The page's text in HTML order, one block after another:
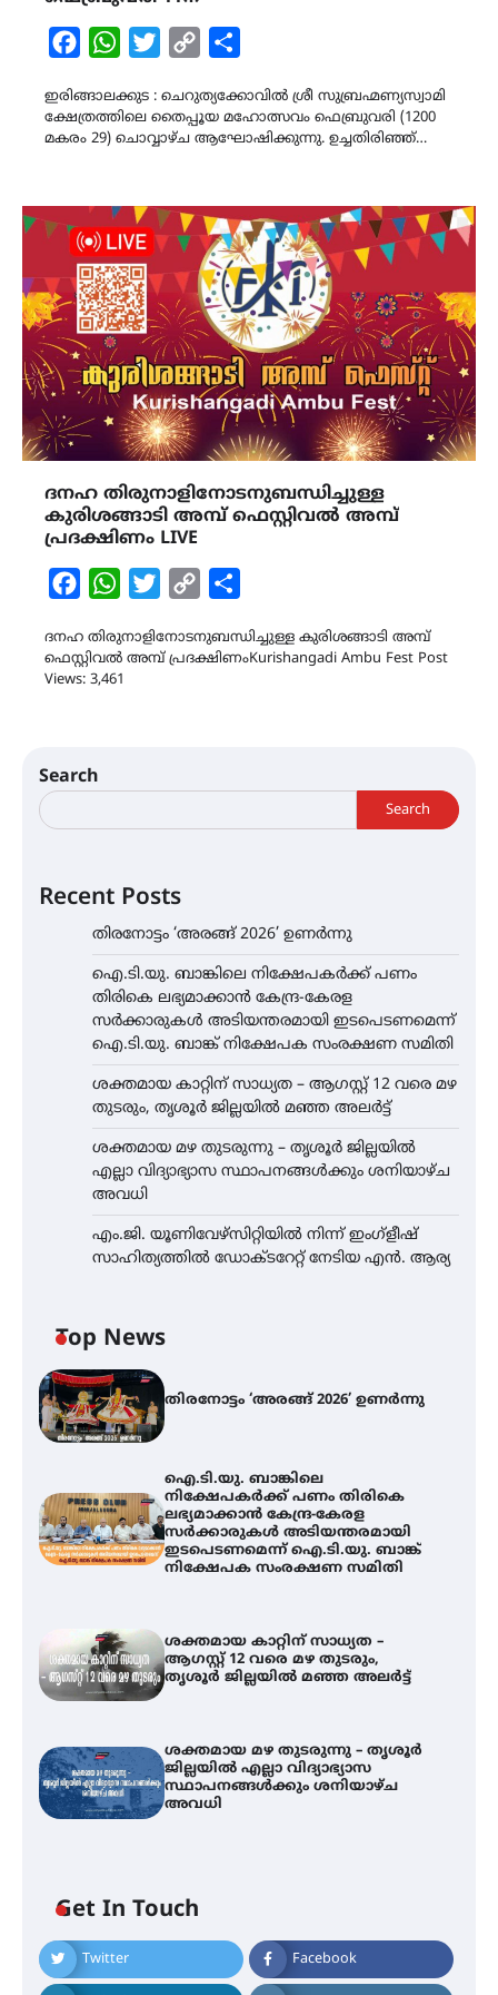
FacebookWhatsAppTwitterCopy
ഇരിങ്ങാലക്കുട : ചെറുത്യക്കോവിൽ ശ്രീ സുബ്രഹ്മണ്യസ്വാമി
ക്ഷേത്രത്തിലെ തൈപ്പൂയ മഹോത്സവം ഫെബ്രുവരി (1200
മകരം 29) ചൊവ്വാഴ്ച ആഘോഷിക്കുന്നു. ഉച്ചതിരിഞ്ഞ്…
ദനഹ തിരുനാളിനോടനുബന്ധിച്ചുള്ള
കുരിശങ്ങാടി അമ്പ് ഫെസ്റ്റിവൽ അമ്പ്
പ്രദക്ഷിണം LIVE
FacebookWhatsAppTwitterCopy
ദനഹ തിരുനാളിനോടനുബന്ധിച്ചുള്ള കുരിശങ്ങാടി അമ്പ്
ഫെസ്റ്റിവൽ അമ്പ് പ്രദക്ഷിണംKurishangadi Ambu Fest Post
Views: 3,461
Search
Search
Recent Posts
തിരനോട്ടം ‘അരങ്ങ് 2026’ ഉണർന്നു
ഐ.ടി.യു. ബാങ്കിലെ നിക്ഷേപകർക്ക് പണം
തിരികെ ലഭ്യമാക്കാൻ കേന്ദ്ര-കേരള
സർക്കാരുകൾ അടിയന്തരമായി ഇടപെടണമെന്ന്
ഐ.ടി.യു. ബാങ്ക് നിക്ഷേപക സംരക്ഷണ സമിതി
ശക്തമായ കാറ്റിന് സാധ്യത – ആഗസ്റ്റ് 12 വരെ മഴ
തുടരും, തൃശൂർ ജില്ലയിൽ മഞ്ഞ അലർട്ട്
ശക്തമായ മഴ തുടരുന്നു – തൃശൂർ ജില്ലയിൽ
എല്ലാ വിദ്യാഭ്യാസ സ്ഥാപനങ്ങൾക്കും ശനിയാഴ്ച
അവധി
എം.ജി. യൂണിവേഴ്‌സിറ്റിയിൽ നിന്ന് ഇംഗ്ളീഷ്
സാഹിത്യത്തിൽ ഡോക്ടറേറ്റ് നേടിയ എൻ. ആര്യ
Top News
തിരനോട്ടം ‘അരങ്ങ് 2026’ ഉണർന്നു
ഐ.ടി.യു. ബാങ്കിലെ
നിക്ഷേപകർക്ക് പണം തിരികെ
ലഭ്യമാക്കാൻ കേന്ദ്ര-കേരള
സർക്കാരുകൾ അടിയന്തരമായി
ഇടപെടണമെന്ന് ഐ.ടി.യു. ബാങ്ക്
നിക്ഷേപക സംരക്ഷണ സമിതി
ശക്തമായ കാറ്റിന് സാധ്യത –
ആഗസ്റ്റ് 12 വരെ മഴ തുടരും,
തൃശൂർ ജില്ലയിൽ മഞ്ഞ അലർട്ട്
ശക്തമായ മഴ തുടരുന്നു – തൃശൂർ
ജില്ലയിൽ എല്ലാ വിദ്യാഭ്യാസ
സ്ഥാപനങ്ങൾക്കും ശനിയാഴ്ച
അവധി
Get In Touch
Twitter Facebook
ഐ.ടി.യു. ബാങ്കിലെ
നിക്ഷേപകർക്ക് പണം തിരികെ
ലഭ്യമാക്കാൻ കേന്ദ്ര-കേരള
ആഗസ്റ്റ് 12 വരെ മഴ തുടരും,
തൃശൂർ ജില്ലയിൽ മഞ്ഞ അലർട്ട്